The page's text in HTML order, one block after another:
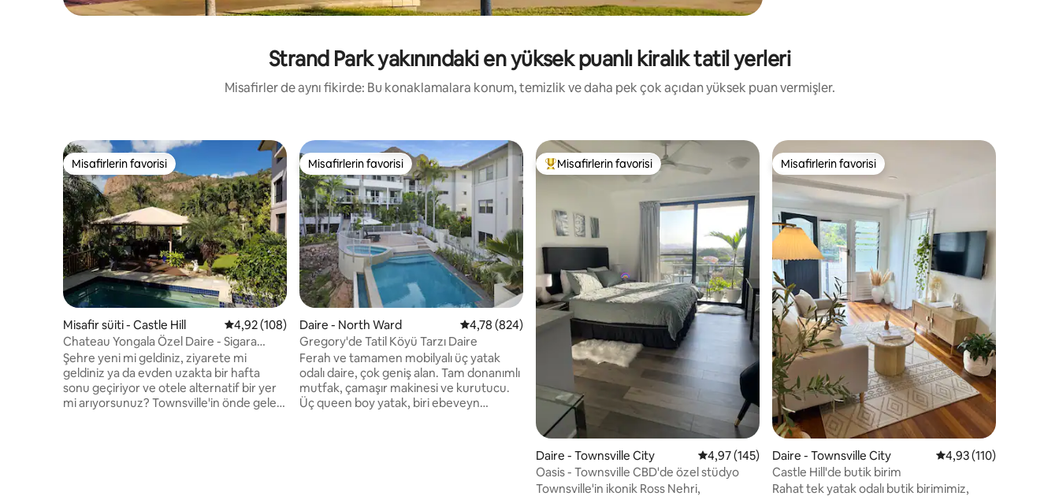
Strand Park yakınındaki en yüksek puanlı kiralık tatil yerleri
Misafirler de aynı fikirde: Bu konaklamalara konum, temizlik ve daha pek çok açıdan yüksek puan vermişler.
Misafirlerin favorisi
Misafirlerin favorisi
Misafir süiti - Castle Hill 5 üzerinden ortalama 4,92 puan, 108 değerlendirme
4,92 (108)
Chateau Yongala Özel Daire - Sigara
İçilmez
Şehre yeni mi geldiniz, ziyarete mi
geldiniz ya da evden uzakta bir hafta
sonu geçiriyor ve otele alternatif bir yer
mi arıyorsunuz? Townsville'in önde gelen
Misafirlerin favorisi
Misafirlerin favorisi
Daire - North Ward 5 üzerinden ortalama 4,78 puan, 824 değerlendirme
4,78 (824)
Gregory'de Tatil Köyü Tarzı Daire
Ferah ve tamamen mobilyalı üç yatak
odalı daire, çok geniş alan. Tam donanımlı
mutfak, çamaşır makinesi ve kurutucu.
Üç queen boy yatak, biri ebeveyn
Misafirlerin favorilerinden en beğenilenler arasında
Misafirlerin favorisi
Daire - Townsville City 5 üzerinden ortalama 4,97 puan, 145 değerlendirme
4,97 (145)
Oasis - Townsville CBD'de özel stüdyo
Townsville'in ikonik Ross Nehri,
Misafirlerin favorisi
Misafirlerin favorisi
Daire - Townsville City 5 üzerinden ortalama
4,93 (110)
Castle Hill'de butik birim
Rahat tek yatak odalı butik birimimiz,